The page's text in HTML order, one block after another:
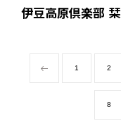
伊豆高原倶楽部 栞
1 2
8